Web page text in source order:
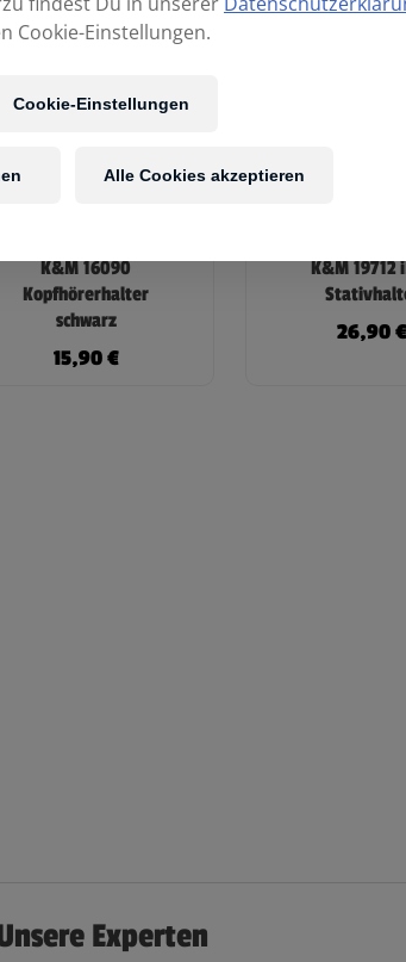
K&M 16090
Kopfhörerhalter
schwarz
15,90€
K&M 19712
26,90€
Experten
Cookie-Einstellungen.
Cookie-Einstellungen
Alle Cookies akzeptieren